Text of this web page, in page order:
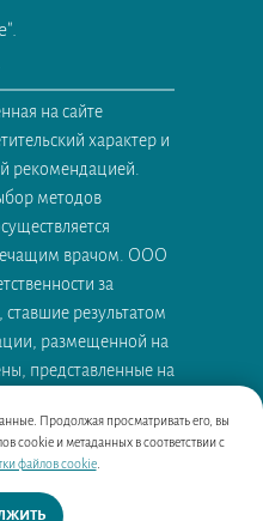
на сайте
характер и
рекомендацией.
методов
врачом. ООО
за
ставшие результатом
размещенной на
представленные на
Продолжая просматривать его, вы
cookie и метаданных в соответствии с
файлов cookie.